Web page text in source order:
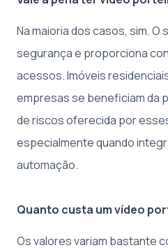
Na maioria dos casos, sim. O
segurança e proporciona
acessos. Imóveis
empresas se beneficiam da
de riscos oferecida por
especialmente quando
automação.
Quanto custa um vídeo
Os valores variam bastante